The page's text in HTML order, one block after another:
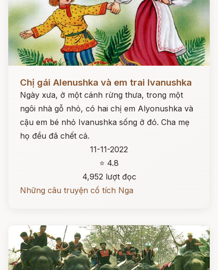
Chị gái Alenushka và em trai Ivanushka
Ngày xưa, ở một cánh rừng thưa, trong một
ngôi nhà gỗ nhỏ, có hai chị em Alyonushka và
cậu em bé nhỏ Ivanushka sống ở đó. Cha mẹ
họ đều đã chết cả.
11-11-2022
⭐ 4.8
4,952 lượt đọc
Những câu truyện cổ tích Nga